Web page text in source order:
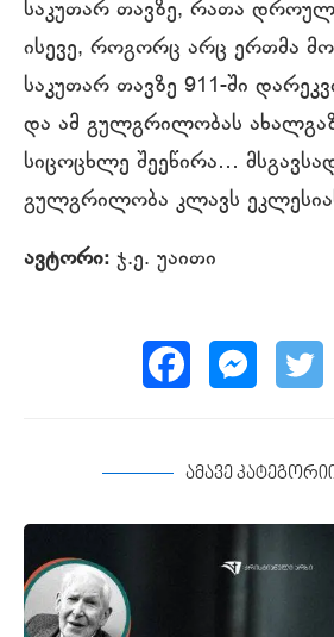
საკუთარ თავზე, რათა
ისევე, როგორც არც ერთმა
საკუთარ თავზე 911-ში
და ამ გულგრილობას
სიცოცხლე შეეწირა…
გულგრილობა კლავს
ავტორი: ჯ.ე. უაითი
ამავე